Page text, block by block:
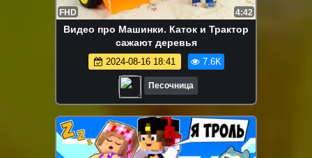
FHD 4:42
Видео про Машинки. Каток и Трактор
сажают деревья
2024-08-16 18:41 7.6K
Песочница